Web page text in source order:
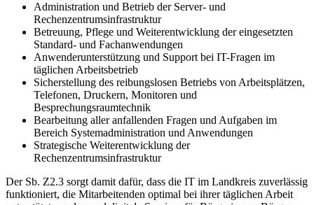
Administration und Betrieb der Server- und
Rechenzentrumsinfrastruktur
Betreuung, Pflege und Weiterentwicklung der eingesetzten
Standard- und Fachanwendungen
Anwenderunterstützung und Support bei IT-Fragen im
täglichen Arbeitsbetrieb
Sicherstellung des reibungslosen Betriebs von Arbeitsplätzen,
Telefonen, Druckern, Monitoren und
Besprechungsraumtechnik
Bearbeitung aller anfallenden Fragen und Aufgaben im
Bereich Systemadministration und Anwendungen
Strategische Weiterentwicklung der
Rechenzentrumsinfrastruktur
Der Sb. Z2.3 sorgt damit dafür, dass die IT im Landkreis zuverlässig
funktioniert, die Mitarbeitenden optimal bei ihrer täglichen Arbeit